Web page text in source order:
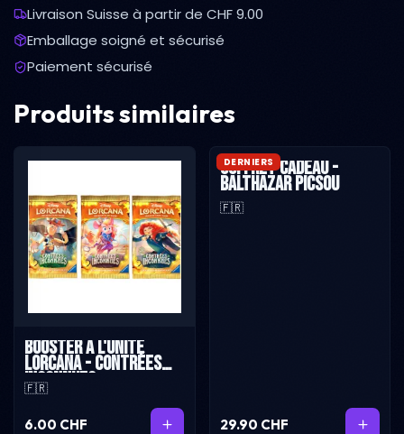
Livraison Suisse à partir de CHF 9.00
Emballage soigné et sécurisé
Paiement sécurisé
Produits similaires
Booster à l'unité
Lorcana - Contrées
Inconnues
🇫🇷
6.00 CHF
DERNIERS
Coffret cadeau -
Balthazar Picsou
🇫🇷
29.90 CHF